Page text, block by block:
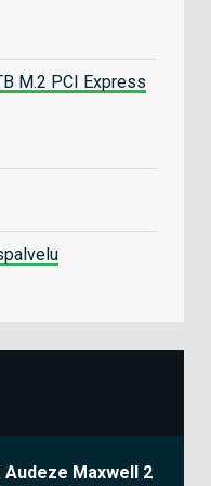
M.2 PCI Express
Maxwell 2